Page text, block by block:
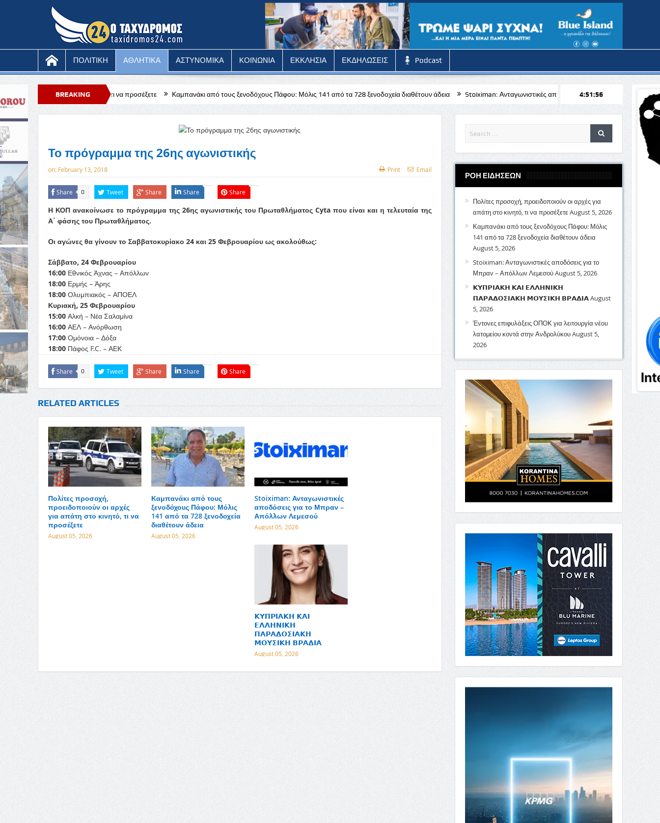
ΠΟΛΙΤΙΚΗ ΑΘΛΗΤΙΚΑ ΑΣΤΥΝΟΜΙΚΑ ΚΟΙΝΩΝΙΑ ΕΚΚΛΗΣΙΑ ΕΚΔΗΛΩΣΕΙΣ Podcast
BREAKING
NEWS
στο κινητό, τι να προσέξετε Καμπανάκι από τους ξενοδόχους Πάφου: Μόλις 141 από τα 728 ξενοδοχεία διαθέτουν άδεια Stoiximan: Ανταγωνιστικές αποδόσεις για το Μπραν – Απόλλων Λεμεσού
4:51:58
Το πρόγραμμα της 26ης αγωνιστικής
on: February 13, 2018 Print Email
Share 0 Tweet Share Share Share
Η ΚΟΠ ανακοίνωσε το πρόγραμμα της 26ης αγωνιστικής του Πρωταθλήματος Cyta που είναι και η τελευταία της
Α΄ φάσης του Πρωταθλήματος.
Οι αγώνες θα γίνουν το Σαββατοκυρίακο 24 και 25 Φεβρουαρίου ως ακολούθως:
Σάββατο, 24 Φεβρουαρίου
16:00Εθνικός Άχνας – Απόλλων
18:00Ερμής – Άρης
18:00Ολυμπιακός – ΑΠΟΕΛ
Κυριακή, 25 Φεβρουαρίου
15:00Αλκή – Νέα Σαλαμίνα
16:00ΑΕΛ – Ανόρθωση
17:00Ομόνοια – Δόξα
18:00Πάφος F.C. – ΑΕΚ
Share 0 Tweet Share Share Share
RELATED ARTICLES
Πολίτες προσοχή,
προειδοποιούν οι αρχές
για απάτη στο κινητό, τι να
προσέξετε
August 05, 2026
Καμπανάκι από τους
ξενοδόχους Πάφου: Μόλις
141 από τα 728 ξενοδοχεία
διαθέτουν άδεια
August 05, 2026
Stoiximan: Ανταγωνιστικές
αποδόσεις για το Μπραν –
Απόλλων Λεμεσού
August 05, 2026
𝝟𝝪𝝥𝝦𝝞𝝖𝝟𝝜 𝝟𝝖𝝞
𝝚𝝠𝝠𝝜𝝢𝝞𝝟𝝜
𝝥𝝖𝝦𝝖𝝙𝝤𝝨𝝞𝝖𝝟𝝜
𝝡𝝤𝝪𝝨𝝞𝝟𝝜 𝝗𝝦𝝖𝝙𝝞𝝖
August 05, 2026
ΡΟΗ ΕΙΔΗΣΕΩΝ
Πολίτες προσοχή, προειδοποιούν οι αρχές για
απάτη στο κινητό, τι να προσέξετεAugust 5, 2026
Καμπανάκι από τους ξενοδόχους Πάφου: Μόλις
141 από τα 728 ξενοδοχεία διαθέτουν άδεια
August 5, 2026
Stoiximan: Ανταγωνιστικές αποδόσεις για το
Μπραν – Απόλλων ΛεμεσούAugust 5, 2026
𝝟𝝪𝝥𝝦𝝞𝝖𝝟𝝜 𝝟𝝖𝝞 𝝚𝝠𝝠𝝜𝝢𝝞𝝟𝝜
𝝥𝝖𝝦𝝖𝝙𝝤𝝨𝝞𝝖𝝟𝝜 𝝡𝝤𝝪𝝨𝝞𝝟𝝜 𝝗𝝦𝝖𝝙𝝞𝝖August
5, 2026
Έντονες επιφυλάξεις ΟΠΟΚ για λειτουργία νέου
λατομείου κοντά στην ΑνδρολύκουAugust 5,
2026